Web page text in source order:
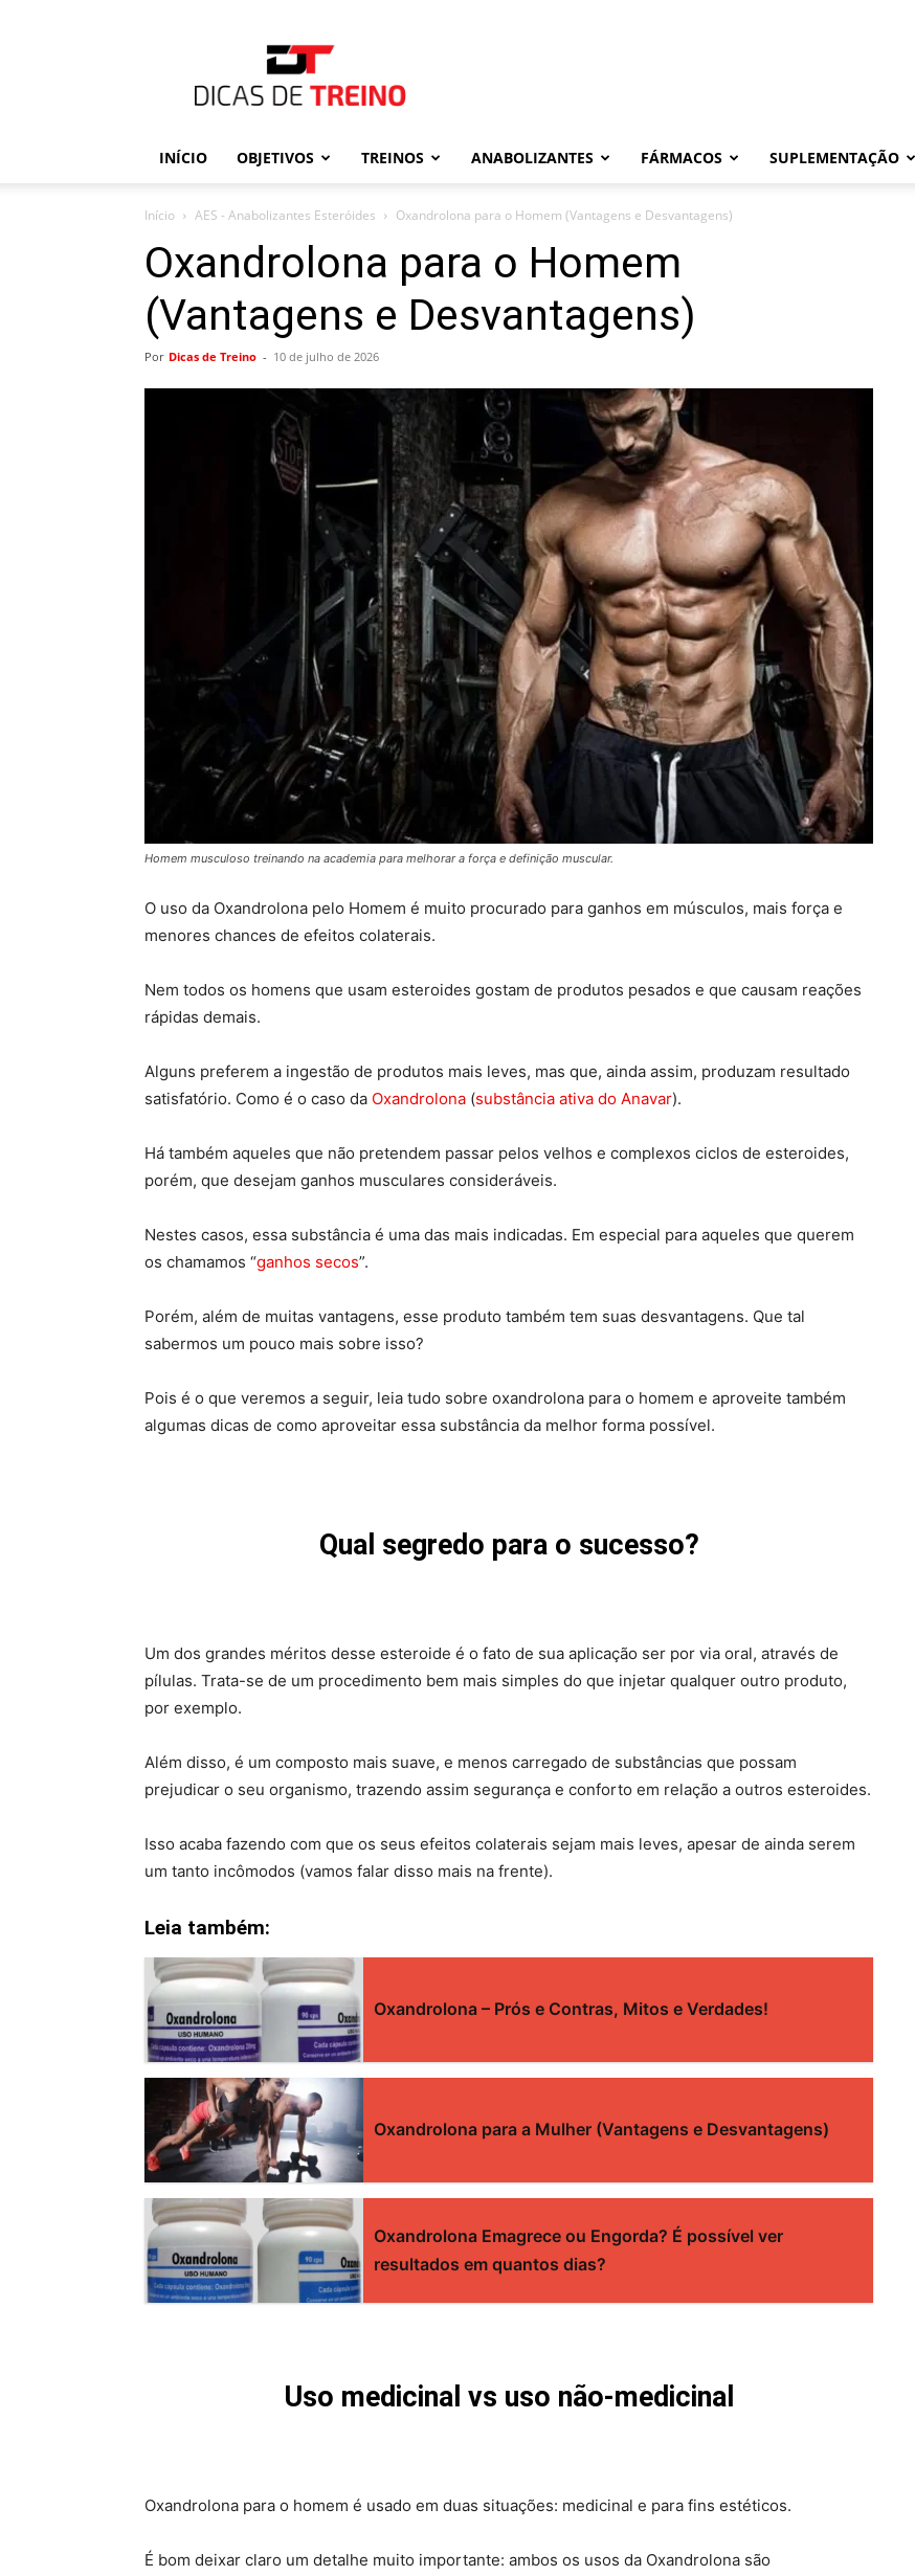
de
Treino
INÍCIO OBJETIVOS TREINOS ANABOLIZANTES FÁRMACOS SUPLEMENTAÇÃO
Início AES - Anabolizantes Esteróides Oxandrolona para o Homem (Vantagens e Desvantagens)
Oxandrolona para o Homem
(Vantagens e Desvantagens)
Por Dicas de Treino - 10 de julho de 2026
Homem musculoso treinando na academia para melhorar a força e definição muscular.
O uso da Oxandrolona pelo Homem é muito procurado para ganhos em músculos, mais força e
menores chances de efeitos colaterais.
Nem todos os homens que usam esteroides gostam de produtos pesados e que causam reações
rápidas demais.
Alguns preferem a ingestão de produtos mais leves, mas que, ainda assim, produzam resultado
satisfatório. Como é o caso da Oxandrolona (substância ativa do Anavar).
Há também aqueles que não pretendem passar pelos velhos e complexos ciclos de esteroides,
porém, que desejam ganhos musculares consideráveis.
Nestes casos, essa substância é uma das mais indicadas. Em especial para aqueles que querem
os chamamos “ganhos secos”.
Porém, além de muitas vantagens, esse produto também tem suas desvantagens. Que tal
sabermos um pouco mais sobre isso?
Pois é o que veremos a seguir, leia tudo sobre oxandrolona para o homem e aproveite também
algumas dicas de como aproveitar essa substância da melhor forma possível.
Qual segredo para o sucesso?
Um dos grandes méritos desse esteroide é o fato de sua aplicação ser por via oral, através de
pílulas. Trata-se de um procedimento bem mais simples do que injetar qualquer outro produto,
por exemplo.
Além disso, é um composto mais suave, e menos carregado de substâncias que possam
prejudicar o seu organismo, trazendo assim segurança e conforto em relação a outros esteroides.
Isso acaba fazendo com que os seus efeitos colaterais sejam mais leves, apesar de ainda serem
um tanto incômodos (vamos falar disso mais na frente).
Leia também:
Oxandrolona – Prós e Contras, Mitos e Verdades!
Oxandrolona para a Mulher (Vantagens e Desvantagens)
Oxandrolona Emagrece ou Engorda? É possível ver
resultados em quantos dias?
Uso medicinal vs uso não-medicinal
Oxandrolona para o homem é usado em duas situações: medicinal e para fins estéticos.
É bom deixar claro um detalhe muito importante: ambos os usos da Oxandrolona são